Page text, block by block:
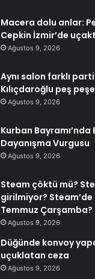
Macera dolu anlar:
Cepkin İzmir’de
Ağustos 9, 2026
Aynı salon farklı
Kılıçdaroğlu peş
Ağustos 9, 2026
Kurban Bayramı’nda
Dayanışma Vurgusu
Ağustos 9, 2026
Steam çöktü mü?
girilmiyor?
Temmuz Çarşamba?
Ağustos 9, 2026
Düğünde konvoy
uçuklatan ceza
Ağustos 9, 2026